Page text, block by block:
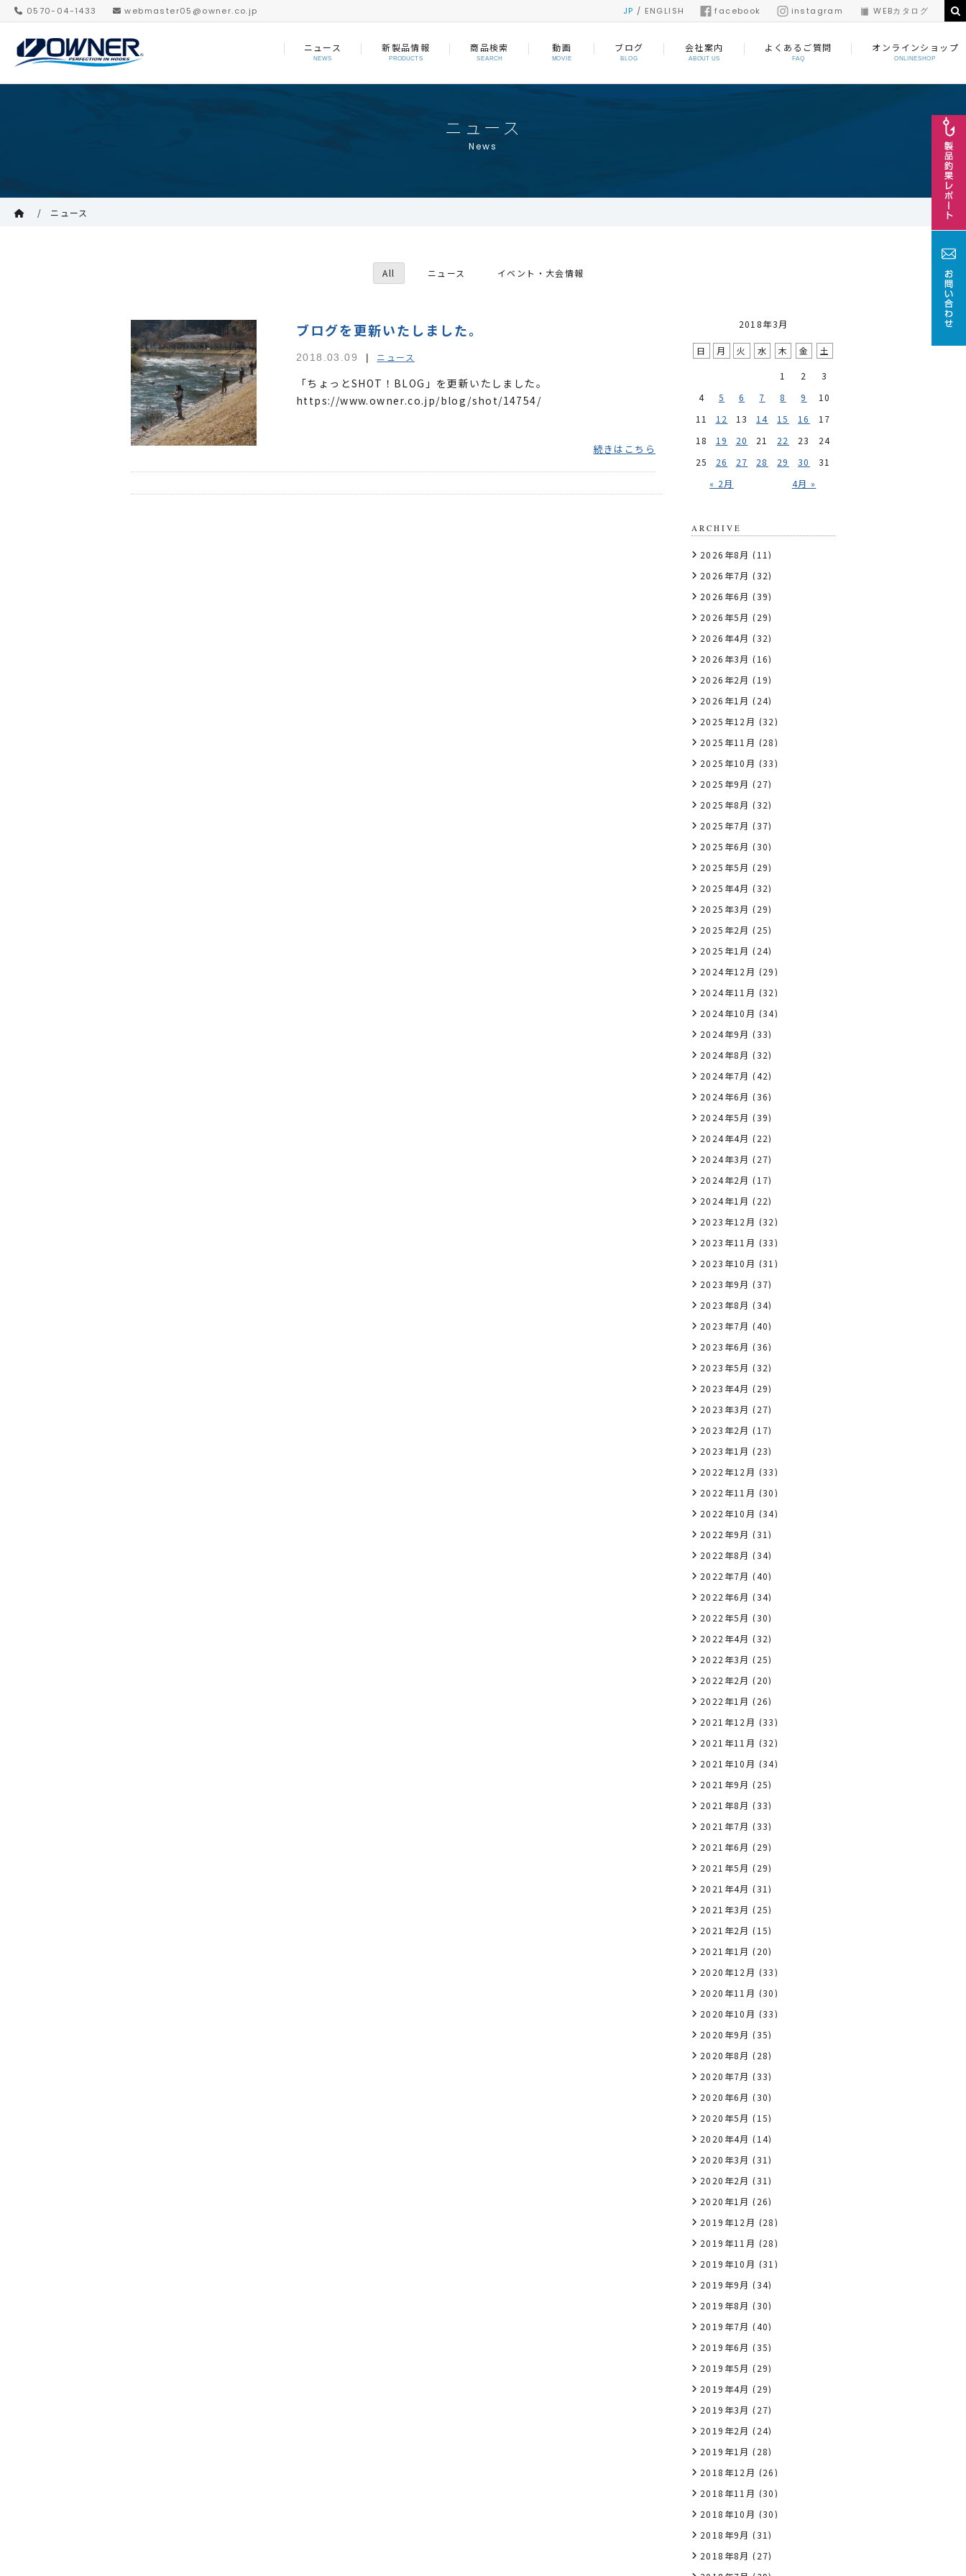
0570-04-1433 webmaster05@owner.co.jp JP / ENGLISH facebook instagram WEBカタログ
ニュース
NEWS
新製品情報
PRODUCTS
商品検索
SEARCH
動画
MOVIE
ブログ
BLOG
会社案内
ABOUT US
よくあるご質問
FAQ
オンラインショップ
ONLINESHOP
ニュース
News
ニュース
All ニュース イベント・大会情報
ブログを更新いたしました。
2018.03.09 ニュース
「ちょっとSHOT！BLOG」を更新いたしました。
https://www.owner.co.jp/blog/shot/14754/
続きはこちら
2018年3月
日 月 火 水 木 金 土
« 2月 4月 »
1 2
3
4
5 6 7 8 9
10
11
12 13 14 15 16
17
18
19 20 21 22 23
24
25
26 27 28 29 30 31
ARCHIVE
2026年8月 (11)
2026年7月 (32)
2026年6月 (39)
2026年5月 (29)
2026年4月 (32)
2026年3月 (16)
2026年2月 (19)
2026年1月 (24)
2025年12月 (32)
2025年11月 (28)
2025年10月 (33)
2025年9月 (27)
2025年8月 (32)
2025年7月 (37)
2025年6月 (30)
2025年5月 (29)
2025年4月 (32)
2025年3月 (29)
2025年2月 (25)
2025年1月 (24)
2024年12月 (29)
2024年11月 (32)
2024年10月 (34)
2024年9月 (33)
2024年8月 (32)
2024年7月 (42)
2024年6月 (36)
2024年5月 (39)
2024年4月 (22)
2024年3月 (27)
2024年2月 (17)
2024年1月 (22)
2023年12月 (32)
2023年11月 (33)
2023年10月 (31)
2023年9月 (37)
2023年8月 (34)
2023年7月 (40)
2023年6月 (36)
2023年5月 (32)
2023年4月 (29)
2023年3月 (27)
2023年2月 (17)
2023年1月 (23)
2022年12月 (33)
2022年11月 (30)
2022年10月 (34)
2022年9月 (31)
2022年8月 (34)
2022年7月 (40)
2022年6月 (34)
2022年5月 (30)
2022年4月 (32)
2022年3月 (25)
2022年2月 (20)
2022年1月 (26)
2021年12月 (33)
2021年11月 (32)
2021年10月 (34)
2021年9月 (25)
2021年8月 (33)
2021年7月 (33)
2021年6月 (29)
2021年5月 (29)
2021年4月 (31)
2021年3月 (25)
2021年2月 (15)
2021年1月 (20)
2020年12月 (33)
2020年11月 (30)
2020年10月 (33)
2020年9月 (35)
2020年8月 (28)
2020年7月 (33)
2020年6月 (30)
2020年5月 (15)
2020年4月 (14)
2020年3月 (31)
2020年2月 (31)
2020年1月 (26)
2019年12月 (28)
2019年11月 (28)
2019年10月 (31)
2019年9月 (34)
2019年8月 (30)
2019年7月 (40)
2019年6月 (35)
2019年5月 (29)
2019年4月 (29)
2019年3月 (27)
2019年2月 (24)
2019年1月 (28)
2018年12月 (26)
2018年11月 (30)
2018年10月 (30)
2018年9月 (31)
2018年8月 (27)